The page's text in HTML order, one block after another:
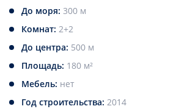
До моря: 300 м
Комнат: 2+2
До центра: 500 м
Площадь: 180 м²
Мебель: нет
Год строительства: 2014